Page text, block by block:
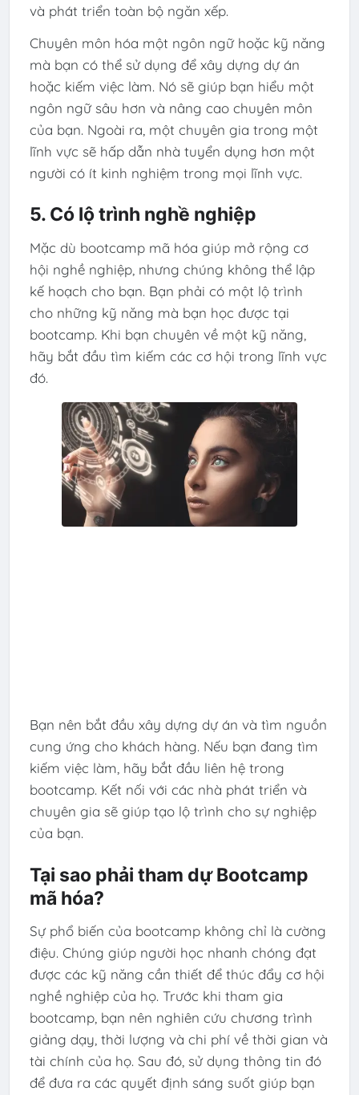
và phát triển toàn bộ ngăn xếp.
Chuyên môn hóa một ngôn ngữ hoặc kỹ năng
mà bạn có thể sử dụng để xây dựng dự án
hoặc kiếm việc làm. Nó sẽ giúp bạn hiểu một
ngôn ngữ sâu hơn và nâng cao chuyên môn
của bạn. Ngoài ra, một chuyên gia trong một
lĩnh vực sẽ hấp dẫn nhà tuyển dụng hơn một
người có ít kinh nghiệm trong mọi lĩnh vực.
5. Có lộ trình nghề nghiệp
Mặc dù bootcamp mã hóa giúp mở rộng cơ
hội nghề nghiệp, nhưng chúng không thể lập
kế hoạch cho bạn. Bạn phải có một lộ trình
cho những kỹ năng mà bạn học được tại
bootcamp. Khi bạn chuyên về một kỹ năng,
hãy bắt đầu tìm kiếm các cơ hội trong lĩnh vực
đó.
Bạn nên bắt đầu xây dựng dự án và tìm nguồn
cung ứng cho khách hàng. Nếu bạn đang tìm
kiếm việc làm, hãy bắt đầu liên hệ trong
bootcamp. Kết nối với các nhà phát triển và
chuyên gia sẽ giúp tạo lộ trình cho sự nghiệp
của bạn.
Tại sao phải tham dự Bootcamp
mã hóa?
Sự phổ biến của bootcamp không chỉ là cường
điệu. Chúng giúp người học nhanh chóng đạt
được các kỹ năng cần thiết để thúc đẩy cơ hội
nghề nghiệp của họ. Trước khi tham gia
bootcamp, bạn nên nghiên cứu chương trình
giảng dạy, thời lượng và chi phí về thời gian và
tài chính của họ. Sau đó, sử dụng thông tin đó
để đưa ra các quyết định sáng suốt giúp bạn